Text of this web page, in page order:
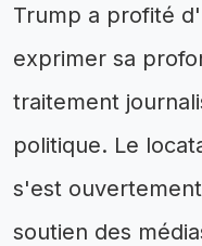
Trump a profité
exprimer sa
traitement
politique. Le
s'est
soutien des